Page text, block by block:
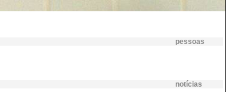
pessoas
notícias